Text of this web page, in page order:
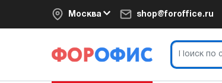
Москва shop@foroffice.ru